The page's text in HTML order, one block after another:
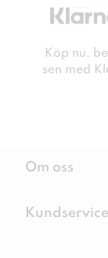
Köp nu,
sen med
Om oss
Kundservice